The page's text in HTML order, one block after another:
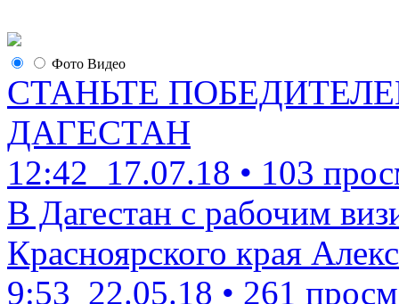
Фото Видео
СТАНЬТЕ
ДАГЕСТАН
12:42 17.07.18 • 103
В Дагестан с рабочим
Красноярского края
9:53 22.05.18 • 261